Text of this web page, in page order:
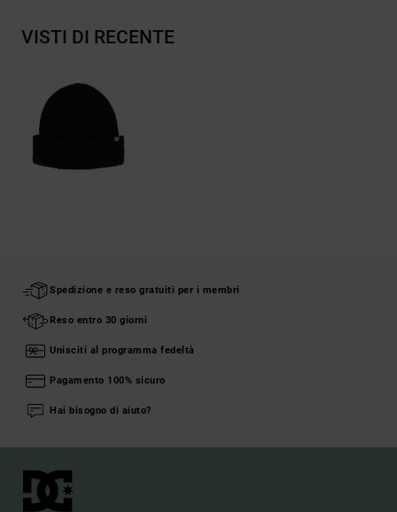
VISTI DI RECENTE
Spedizione e reso gratuiti per i membri
Reso entro 30 giorni
Unisciti al programma fedeltà
Pagamento 100% sicuro
Hai bisogno di aiuto?